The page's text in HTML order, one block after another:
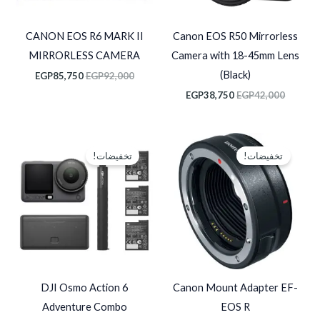
Canon EOS R50 Mirrorless
Camera with 18-45mm Lens
(Black)
EGP42,000
EGP38,750
CANON EOS R6 MARK II
MIRRORLESS CAMERA
EGP92,000
EGP85,750
تخفيضات!
Canon Mount Adapter EF-
EOS R
السعر
الأصلي
هو:
EGP6,000.
الحالي
هو:
EGP5,800.
تخفيضات!
DJI Osmo Action 6
Adventure Combo
هو:
EGP33,000.
هو: